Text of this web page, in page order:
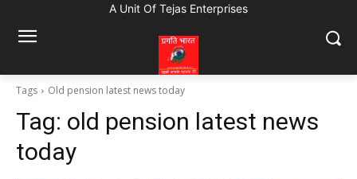
A Unit Of Tejas Enterprises
Tags Old pension latest news today
Tag: old pension latest news
today